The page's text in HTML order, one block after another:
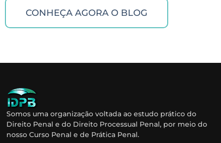
CONHEÇA AGORA O BLOG
Somos uma organização voltada ao estudo prático do
Direito Penal e do Direito Processual Penal, por meio do
nosso Curso Penal e de Prática Penal.